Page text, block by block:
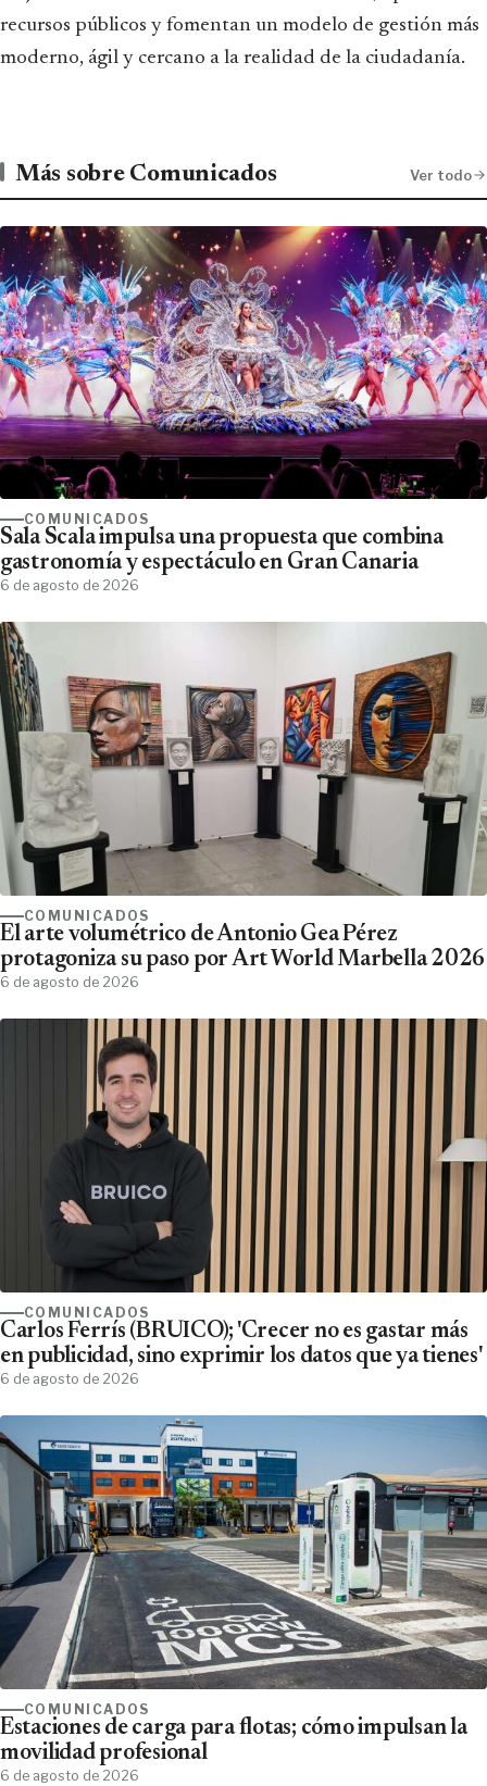
recursos públicos y fomentan un modelo de gestión más
moderno, ágil y cercano a la realidad de la ciudadanía.
Más sobre Comunicados Ver todo
COMUNICADOS
Sala Scala impulsa una propuesta que combina
gastronomía y espectáculo en Gran Canaria
6 de agosto de 2026
COMUNICADOS
El arte volumétrico de Antonio Gea Pérez
protagoniza su paso por Art World Marbella 2026
6 de agosto de 2026
COMUNICADOS
Carlos Ferrís (BRUICO); 'Crecer no es gastar más
en publicidad, sino exprimir los datos que ya tienes'
6 de agosto de 2026
COMUNICADOS
Estaciones de carga para flotas; cómo impulsan la
movilidad profesional
6 de agosto de 2026